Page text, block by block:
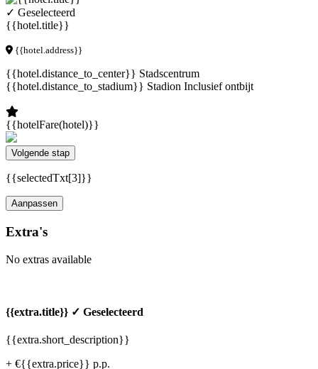
✓ Geselecteerd
{{hotel.title}}
{{hotel.address}}
{{hotel.distance_to_center}} Stadscentrum
{{hotel.distance_to_stadium}} Stadion Inclusief ontbijt
{{hotelFare(hotel)}}
Volgende stap
{{selectedTxt[3]}}
Aanpassen
Extra's
No extras available
{{extra.title}} ✓ Geselecteerd
{{extra.short_description}}
+ €{{extra.price}} p.p.